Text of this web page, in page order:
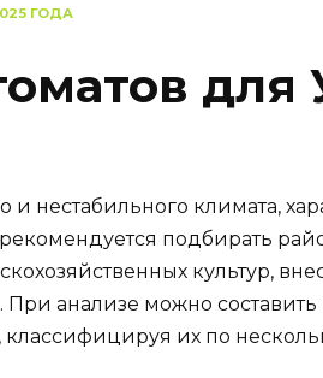
ГОДА
для
и нестабильного климата,
подбирать
культур,
анализе можно составить
классифицируя их по